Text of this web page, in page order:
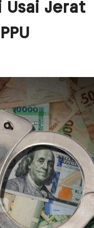
Usai Jerat